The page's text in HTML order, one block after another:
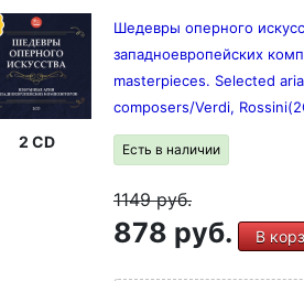
2 CD
Шедевры оперного
западноевропейских
masterpieces. Selected
composers/Verdi,
Есть в наличии
1149руб.
878 руб. В